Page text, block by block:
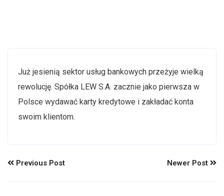
Już jesienią sektor usług bankowych przeżyje wielką
rewolucję. Spółka LEW S.A. zacznie jako pierwsza w
Polsce wydawać karty kredytowe i zakładać konta
swoim klientom.
Previous Post Newer Post